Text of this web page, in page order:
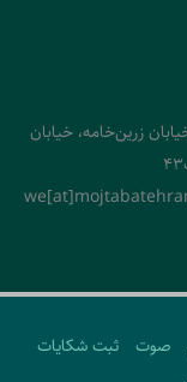
زرین‌خامه، خیابان
صوت
ثبت شکایات